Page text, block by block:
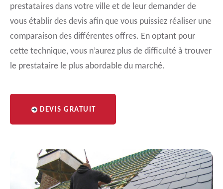
prestataires dans votre ville et de leur demander de
vous établir des devis afin que vous puissiez réaliser une
comparaison des différentes offres. En optant pour
cette technique, vous n’aurez plus de difficulté à trouver
le prestataire le plus abordable du marché.
DEVIS GRATUIT